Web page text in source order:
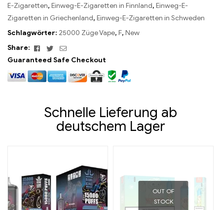
E-Zigaretten, Einweg-E-Zigaretten in Finnland, Einweg-E-
Zigaretten in Griechenland, Einweg-E-Zigaretten in Schweden
Schlagwörter: 25000 Züge Vape, F, New
Share:
Facebook
TwitterEmail
Guaranteed Safe Checkout
Schnelle Lieferung ab
deutschem Lager
OUT OF
STOCK